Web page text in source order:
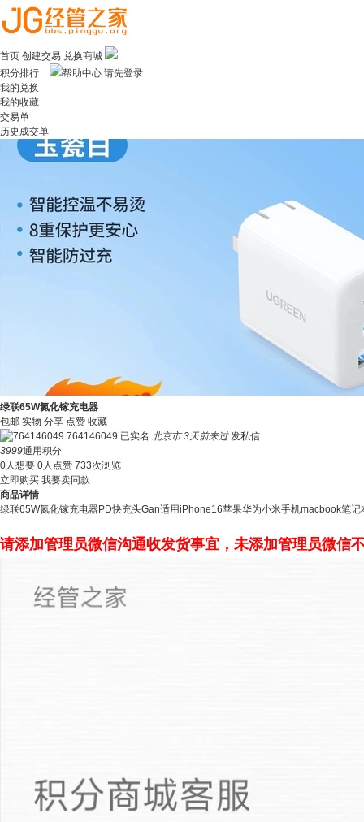
首页 创建交易 兑换商城
积分排行
帮助中心 请先登录
我的兑换
我的收藏
交易单
历史成交单
绿联65W氮化镓充电器
包邮 实物 分享 点赞 收藏
764146049 已实名 北京市 3天前来过 发私信
3999通用积分
0人想要 0人点赞 733次浏览
立即购买 我要卖同款
商品详情
绿联65W氮化镓充电器PD快充头Gan适用iPhone16苹果华为小米手机macbook笔
请添加管理员微信沟通收发货事宜，未添加管理员微信